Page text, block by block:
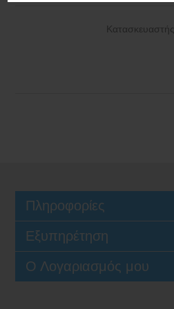
Κατασκευαστής:
Πληροφορίες
Εξυπηρέτηση
Ο Λογαριασμός μου